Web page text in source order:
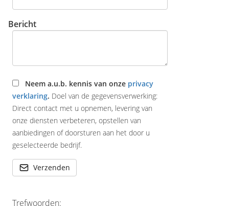
Bericht
Neem a.u.b. kennis van onze privacy
verklaring. Doel van de gegevensverwerking:
Direct contact met u opnemen, levering van
onze diensten verbeteren, opstellen van
aanbiedingen of doorsturen aan het door u
geselecteerde bedrijf.
Verzenden
Trefwoorden: